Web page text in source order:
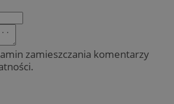
zamieszczania komentarzy